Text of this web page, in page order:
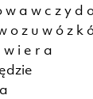
w a w c z y d
o z u w ó z k
w i e r a